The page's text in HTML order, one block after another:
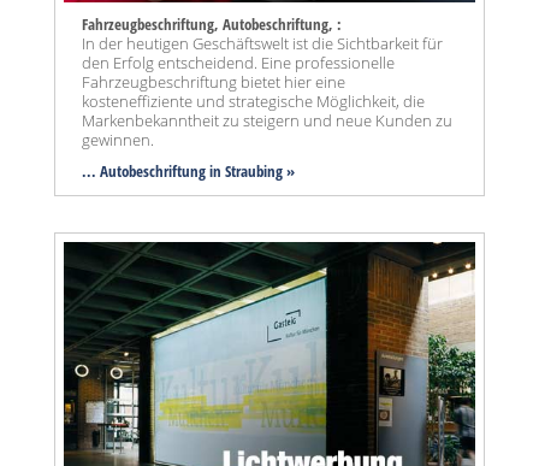
Fahrzeugbeschriftung, Autobeschriftung, :
In der heutigen Geschäftswelt ist die Sichtbarkeit für
den Erfolg entscheidend. Eine professionelle
Fahrzeugbeschriftung bietet hier eine
kosteneffiziente und strategische Möglichkeit, die
Markenbekanntheit zu steigern und neue Kunden zu
gewinnen.
... Autobeschriftung in Straubing »